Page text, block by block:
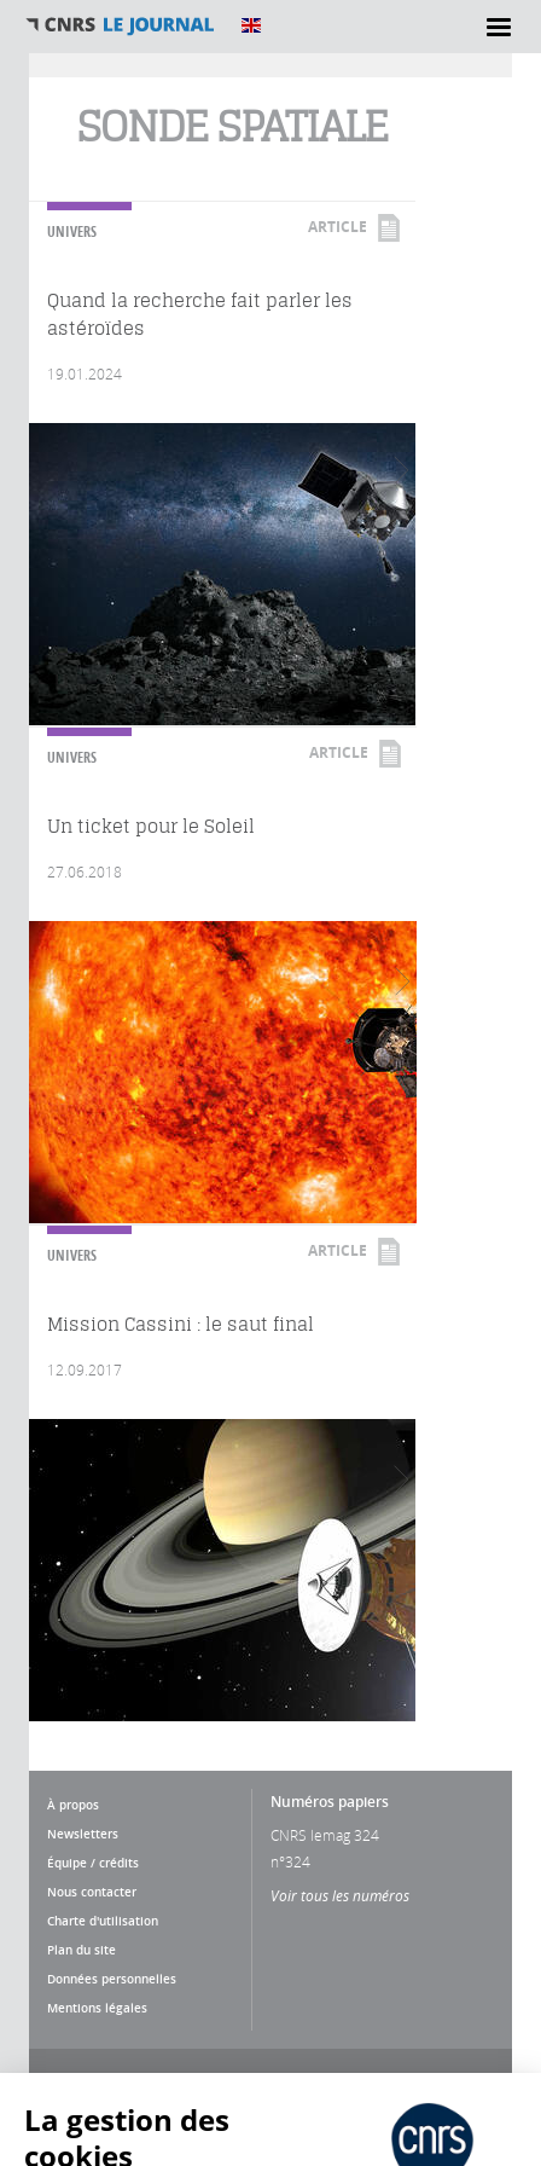
SONDE SPATIALE
UNIVERS ARTICLE
Quand la recherche fait parler les
astéroïdes
19.01.2024
UNIVERS ARTICLE
Un ticket pour le Soleil
27.06.2018
UNIVERS ARTICLE
Mission Cassini : le saut final
12.09.2017
À propos
Newsletters
Équipe / crédits
Nous contacter
Charte d'utilisation
Plan du site
Données personnelles
Mentions légales
Numéros papiers
CNRS lemag 324
n°324
Voir tous les numéros
La gestion des
cookies